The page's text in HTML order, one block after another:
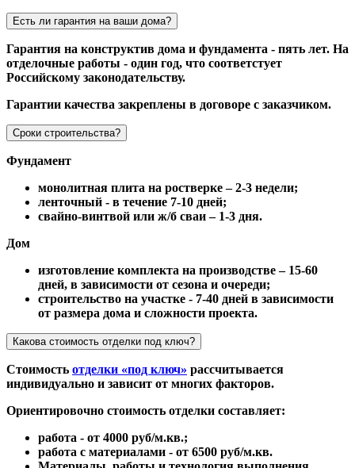
Есть ли гарантия на ваши дома?
Гарантия на конструктив дома и фундамента - пять лет. На
отделочные работы - один год, что соответстует
Российскому законодательству.
Гарантии качества закреплены в договоре с заказчиком.
Сроки строительства?
Фундамент
монолитная плита на ростверке – 2-3 недели;
ленточный - в течение 7-10 дней;
свайно-винтвой или ж/б сваи – 1-3 дня.
Дом
изготовление комплекта на производстве – 15-60
дней, в зависимости от сезона и очереди;
строительство на участке - 7-40 дней в зависимости
от размера дома и сложности проекта.
Какова стоимость отделки под ключ?
Стоимость отделки «под ключ» рассчитывается
индивидуально и зависит от многих факторов.
Ориентировочно стоимость отделки составляет:
работа - от 4000 руб/м.кв.;
работа с материалами - от 6500 руб/м.кв.